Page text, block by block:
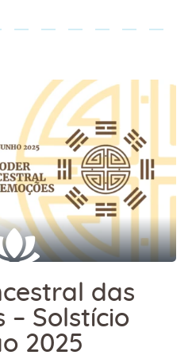
das
– Solstício
2025